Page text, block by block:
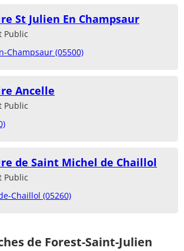
St Julien En Champsaur
Public
Champsaur (05500)
Ancelle
Public
de Saint Michel de Chaillol
Public
Chaillol (05260)
de Forest-Saint-Julien